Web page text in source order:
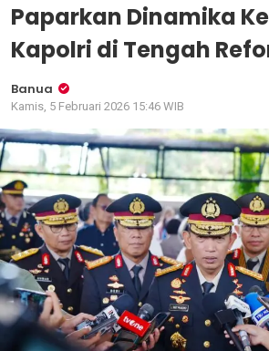
Paparkan Dinamika
Kapolri di Tengah
Banua
Kamis, 5 Februari 2026 15:46 WIB